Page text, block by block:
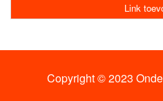
Link
Copyright © 2023